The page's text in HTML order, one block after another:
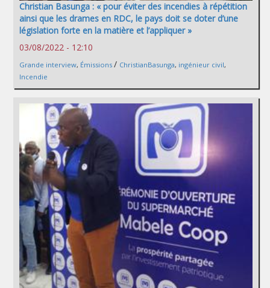
Christian Basunga : « pour éviter des incendies à répétition
ainsi que les drames en RDC, le pays doit se doter d’une
législation forte en la matière et l’appliquer »
03/08/2022 - 12:10
Grande interview, Émissions / ChristianBasunga, ingénieur civil,
Incendie